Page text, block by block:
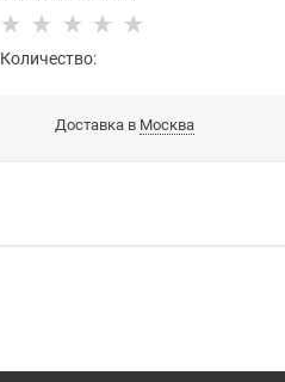
Количество:
Доставка в Москва